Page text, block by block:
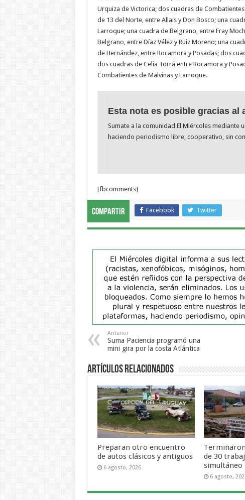
Urquiza de Victorica; dos cuadras de
de 13 del Norte, entre Allais y Don Bosco; una
Larroque; una cuadra de Belgrano, entre Fray
Belgrano, entre Díaz Vélez y Ruiz Moreno; una
de Hernández, entre Rocamora y Posadas; dos
dos cuadras de Celia Torrá entre Rocamora y
Combatientes de Malvinas y Larroque.
Esta nota es posible gracias al
Sumate a la comunidad El Miércoles
haciendo periodismo libre, cooperativo, sin
[fbcomments]
Compartir Facebook Twitter
Anterior
Suma Paciencia programó una
mini gira por la costa Atlántica
Artículos Relacionados
Preparan otro encuentro
de autos clásicos y antiguos
6 agosto, 2026
de 30
simultáneo
6 agosto,